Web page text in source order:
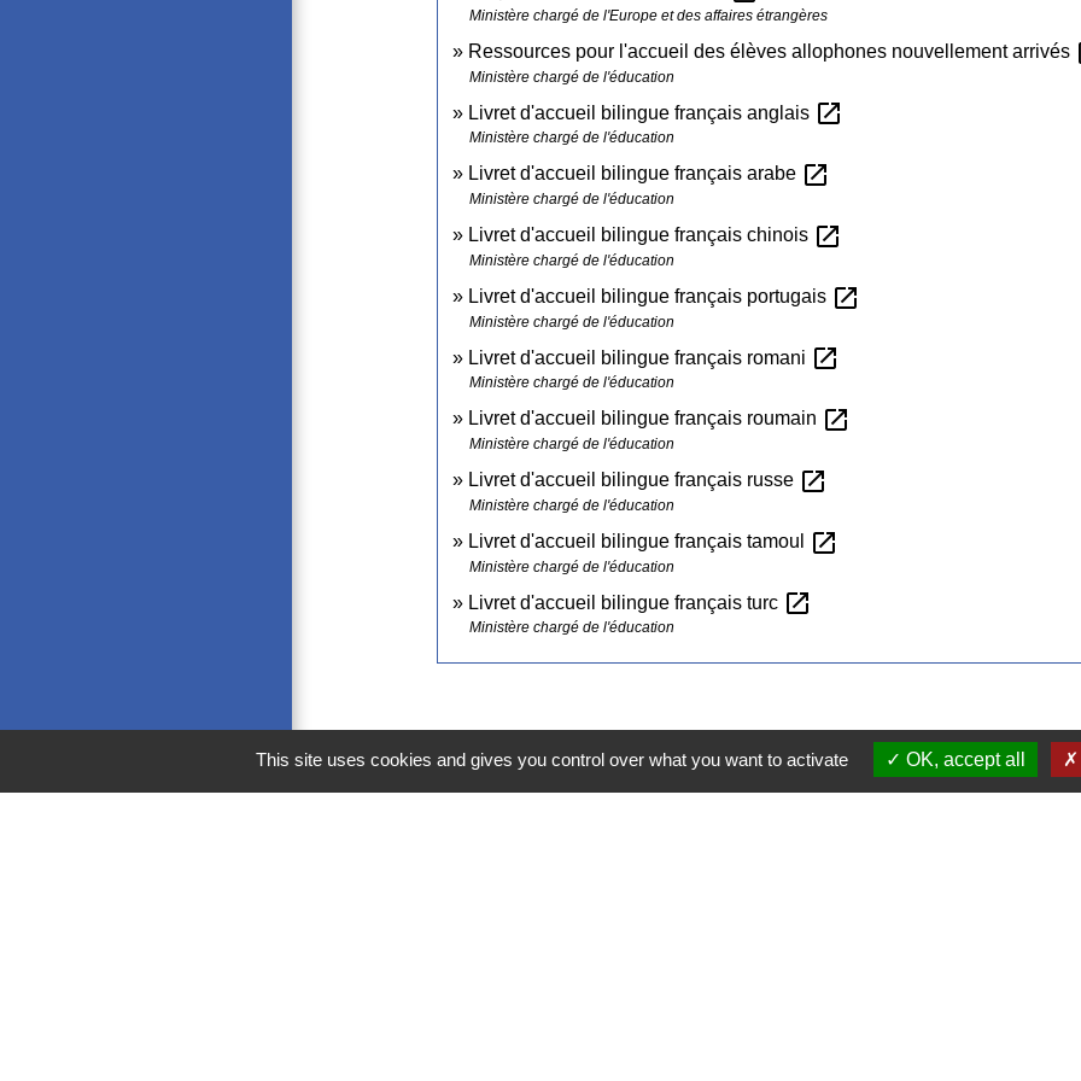
Ministère chargé de l'Europe et des affaires étrangères
Ressources pour l'accueil des élèves allophones nouvellement arrivés
Ministère chargé de l'éducation
Livret d'accueil bilingue français anglais open_in_new
Ministère chargé de l'éducation
Livret d'accueil bilingue français arabe open_in_new
Ministère chargé de l'éducation
Livret d'accueil bilingue français chinois open_in_new
Ministère chargé de l'éducation
Livret d'accueil bilingue français portugais open_in_new
Ministère chargé de l'éducation
Livret d'accueil bilingue français romani open_in_new
Ministère chargé de l'éducation
Livret d'accueil bilingue français roumain open_in_new
Ministère chargé de l'éducation
Livret d'accueil bilingue français russe open_in_new
Ministère chargé de l'éducation
Livret d'accueil bilingue français tamoul open_in_new
Ministère chargé de l'éducation
Livret d'accueil bilingue français turc open_in_new
Ministère chargé de l'éducation
This site uses cookies and gives you control over what you want to activate OK, accept all